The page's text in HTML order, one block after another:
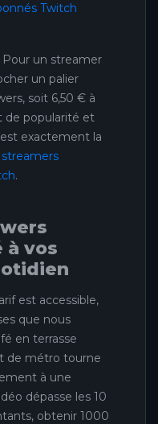
Twitch
Pour un streamer
un palier
soit 6,50 € à
de popularité et
exactement la
.
à vos
est accessible,
que nous
en terrasse
de métro tourne
à une
dépasse les 10
obtenir 1000